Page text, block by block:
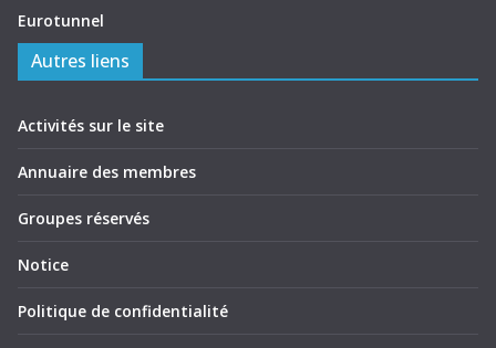
Eurotunnel
Autres liens
Activités sur le site
Annuaire des membres
Groupes réservés
Notice
Politique de confidentialité